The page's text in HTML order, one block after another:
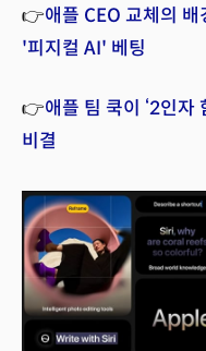
👉애플 CEO 교체의
'피지컬 AI' 베팅
👉애플 팀 쿡이 ‘2인자
비결